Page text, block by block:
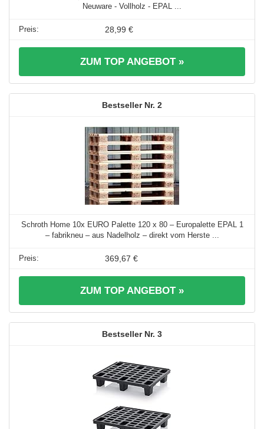
Neuware - Vollholz - EPAL ...
28,99 €
ZUM TOP ANGEBOT »
2
Schroth Home 10x EURO Palette 120 x 80 – Europalette EPAL 1
– fabrikneu – aus Nadelholz – direkt vom Herste ...
369,67 €
ZUM TOP ANGEBOT »
3